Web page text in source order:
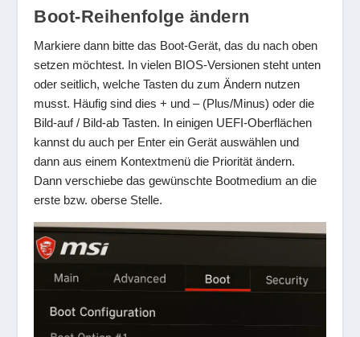
Boot-Reihenfolge ändern
Markiere dann bitte das Boot-Gerät, das du nach oben
setzen möchtest. In vielen BIOS-Versionen steht unten
oder seitlich, welche Tasten du zum Ändern nutzen
musst. Häufig sind dies + und – (Plus/Minus) oder die
Bild-auf / Bild-ab Tasten. In einigen UEFI-Oberflächen
kannst du auch per Enter ein Gerät auswählen und
dann aus einem Kontextmenü die Priorität ändern.
Dann verschiebe das gewünschte Bootmedium an die
erste bzw. oberse Stelle.